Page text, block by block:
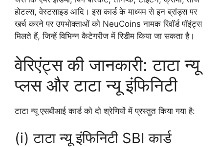
होटल्स, वेस्टसाइड आदि। इस कार्ड के माध्यम से इन ब्रांड्स पर
खर्च करने पर उपभोक्ताओं को NeuCoins नामक रिवॉर्ड पॉइंट्स
मिलते हैं, जिन्हें विभिन्न कैटेगरीज में रिडीम किया जा सकता है।
वेरिएंट्स की जानकारी: टाटा न्यू
प्लस और टाटा न्यू इंफिनिटी
टाटा न्यू एसबीआई कार्ड को दो श्रेणियों में प्रस्तुत किया गया है:
(i) टाटा न्यू इंफिनिटी SBI कार्ड